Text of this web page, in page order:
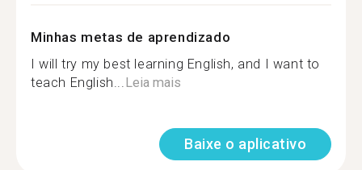
Minhas metas de aprendizado
I will try my best learning English, and I want to
teach English...Leia mais
Baixe o aplicativo